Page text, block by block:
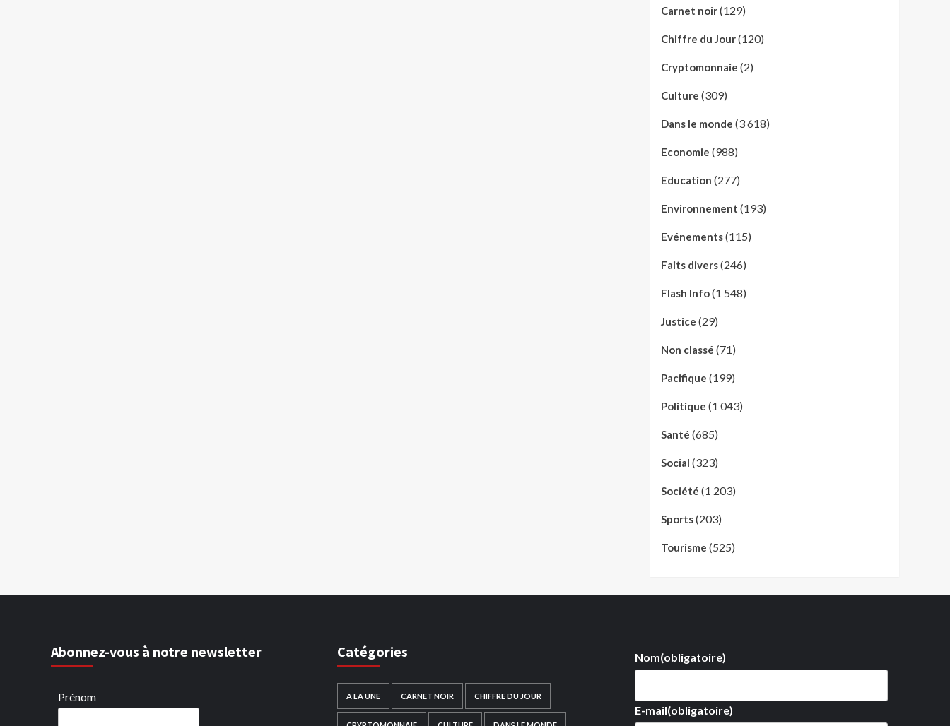
Carnet noir(129)
Chiffre du Jour(120)
Cryptomonnaie (2)
Culture (309)
Dans le monde (3 618)
Economie (988)
Education (277)
Environnement (193)
Evénements(115)
Faits divers(246)
Flash Info(1 548)
Justice (29)
Non classé (71)
Pacifique (199)
Politique (1 043)
Santé (685)
Social (323)
Société (1 203)
Sports(203)
Tourisme (525)
Abonnez-vous à notre newsletter
Prénom
Catégories
A LA UNE CARNET NOIR CHIFFRE DU JOUR
Nom(obligatoire)
E-mail(obligatoire)